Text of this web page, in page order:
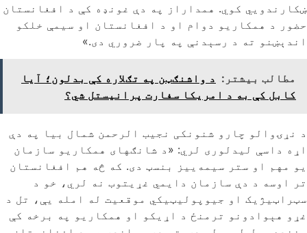
ښکارندویي کوي. همداراز په دې غونډه کې د افغانستان
حضور د همکاریو دوام او د افغانستان او سیمې خلکو
اندېښنو ته د رسېدنې په پار ضروري دی.»
مطالب بیشتر: د واشنګټن په تګلاره کې بدلون؛ آیا
کابل کې به د امریکا سفارت پرانیستل شي؟
د نړۍوالو چارو شنونکی نجیب الرحمن شمال بیا په دې
اړه داسې لیدلوری لري: «د شانګهای همکاریو سازمان
یو مهم او ستر سیمه‌ییز بنسټ دی. که څه هم افغانستان
تر اوسه د دې سازمان دایمي غړیتوب نه لري، خو د
سټراټیژیک او جیوپولیټیکي موقعیت له امله یې، تل د
غړو هېوادونو ترمنځ د اړیکو او همکاریو په برخه کې